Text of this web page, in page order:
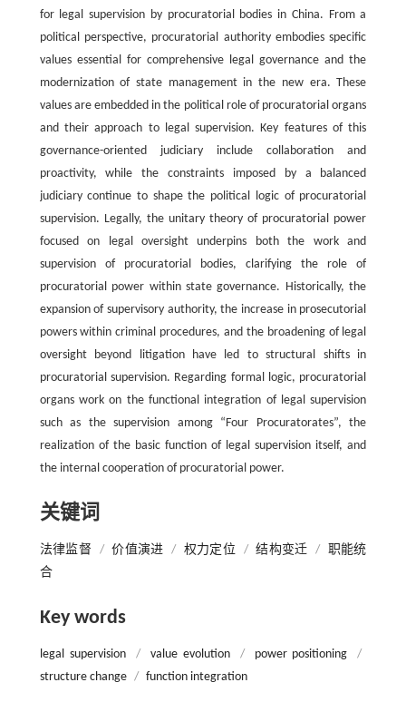
for legal supervision by procuratorial bodies in China. From a
political perspective, procuratorial authority embodies specific
values essential for comprehensive legal governance and the
modernization of state management in the new era. These
values are embedded in the political role of procuratorial organs
and their approach to legal supervision. Key features of this
governance-oriented judiciary include collaboration and
proactivity, while the constraints imposed by a balanced
judiciary continue to shape the political logic of procuratorial
supervision. Legally, the unitary theory of procuratorial power
focused on legal oversight underpins both the work and
supervision of procuratorial bodies, clarifying the role of
procuratorial power within state governance. Historically, the
expansion of supervisory authority, the increase in prosecutorial
powers within criminal procedures, and the broadening of legal
oversight beyond litigation have led to structural shifts in
procuratorial supervision. Regarding formal logic, procuratorial
organs work on the functional integration of legal supervision
such as the supervision among “Four Procuratorates”, the
realization of the basic function of legal supervision itself, and
the internal cooperation of procuratorial power.
关键词
法律监督 / 价值演进 / 权力定位 / 结构变迁 / 职能统
合
Key words
legal supervision / value evolution / power positioning
/
structure change / function integration